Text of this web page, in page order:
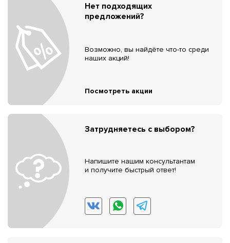
Нет подходящих
предложений?
Возможно, вы найдёте что-то среди
наших акций!
Посмотреть акции
Затрудняетесь с выбором?
Напишите нашим консультантам
и получите быстрый ответ!